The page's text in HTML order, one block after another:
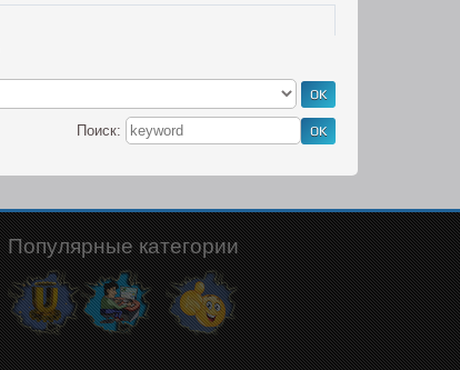
Поиск:
Популярные категории